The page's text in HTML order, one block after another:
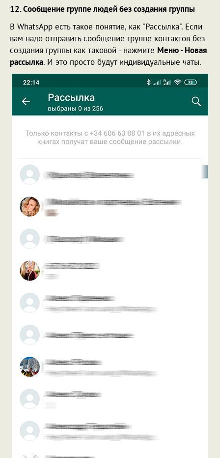
12. Сообщение группе людей без создания группы
В WhatsApp есть такое понятие, как "Рассылка". Если
вам надо отправить сообщение группе контактов без
создания группы как таковой - нажмите Меню - Новая
рассылка. И это просто будут индивидуальные чаты.